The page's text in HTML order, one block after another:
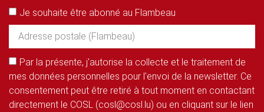
Je souhaite être abonné au Flambeau
Par la présente, j'autorise la collecte et le traitement de
mes données personnelles pour l'envoi de la newsletter. Ce
consentement peut être retiré à tout moment en contactant
directement le COSL (cosl@cosl.lu) ou en cliquant sur le lien